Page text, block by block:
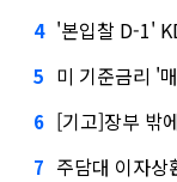
4 '본입찰 D-1'
5 미 기준금리 '
6 [기고]장부 밖
7 주담대 이자